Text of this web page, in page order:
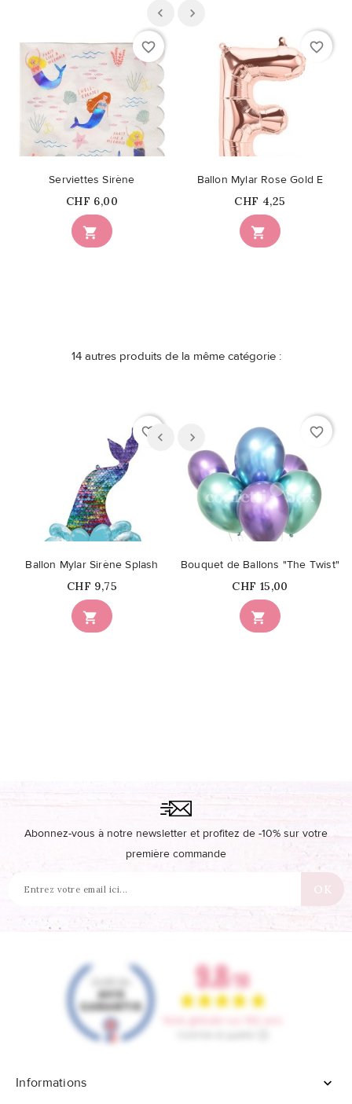
favorite_border

Serviettes Sirène
Prix
CHF 6,00
favorite_border

Ballon Mylar Rose Gold E
Prix
CHF 4,25
14 autres produits de la même catégorie :
favorite_border

Ballon Mylar Sirène Splash
Prix
CHF 9,75
favorite_border

Bouquet de Ballons "The Twist"
Prix
CHF 15,00
Abonnez-vous à notre newsletter et profitez de -10% sur votre
première commande
Informations 